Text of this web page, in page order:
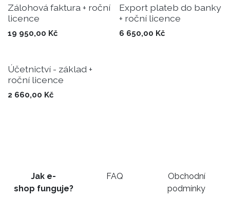
Zálohová faktura + roční
licence
19 950,00 Kč
Export plateb do banky
+ roční licence
6 650,00 Kč
Účetnictví - základ +
roční licence
2 660,00 Kč
Jak e-
shop funguje?
FAQ
Obchodní
podmínky